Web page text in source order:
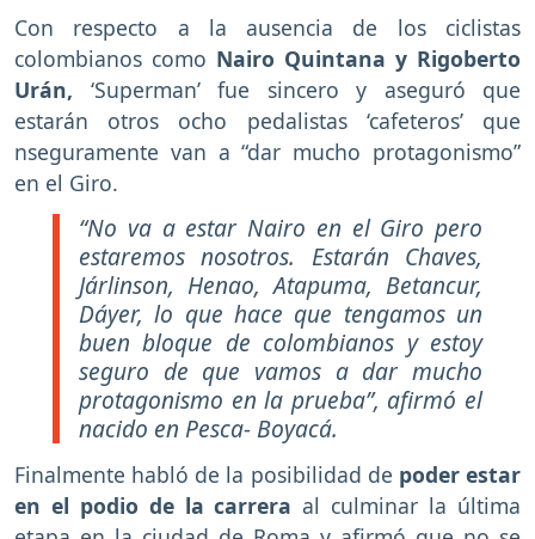
Con respecto a la ausencia de los ciclistas
colombianos como Nairo Quintana y Rigoberto
Urán, ‘Superman’ fue sincero y aseguró que
estarán otros ocho pedalistas ‘cafeteros’ que
nseguramente van a “dar mucho protagonismo”
en el Giro.
“No va a estar Nairo en el Giro pero
estaremos nosotros. Estarán Chaves,
Járlinson, Henao, Atapuma, Betancur,
Dáyer, lo que hace que tengamos un
buen bloque de colombianos y estoy
seguro de que vamos a dar mucho
protagonismo en la prueba”, afirmó el
nacido en Pesca- Boyacá.
Finalmente habló de la posibilidad de poder estar
en el podio de la carrera al culminar la última